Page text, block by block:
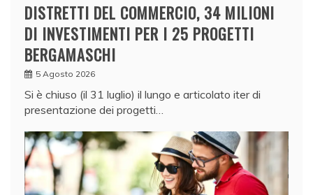
DISTRETTI DEL COMMERCIO, 34 MILIONI
DI INVESTIMENTI PER I 25 PROGETTI
BERGAMASCHI
5 Agosto 2026
Si è chiuso (il 31 luglio) il lungo e articolato iter di
presentazione dei progetti…